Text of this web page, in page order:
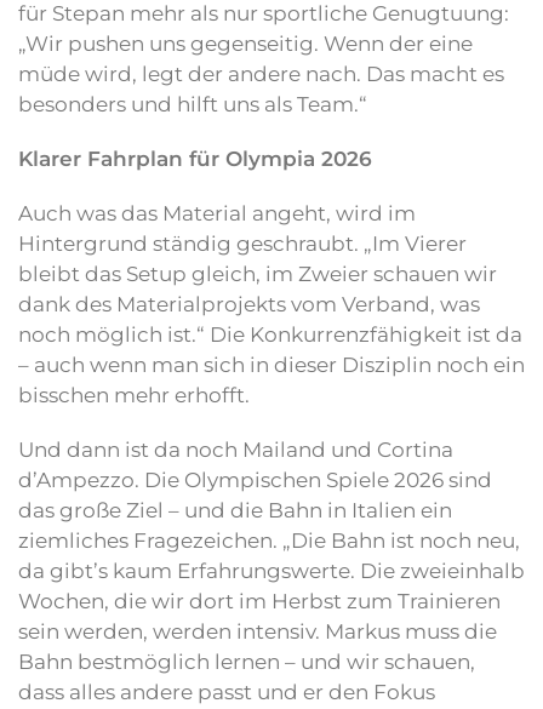
für Stepan mehr als nur sportliche Genugtuung:
„Wir pushen uns gegenseitig. Wenn der eine
müde wird, legt der andere nach. Das macht es
besonders und hilft uns als Team.“
Klarer Fahrplan für Olympia 2026
Auch was das Material angeht, wird im
Hintergrund ständig geschraubt. „Im Vierer
bleibt das Setup gleich, im Zweier schauen wir
dank des Materialprojekts vom Verband, was
noch möglich ist.“ Die Konkurrenzfähigkeit ist da
– auch wenn man sich in dieser Disziplin noch ein
bisschen mehr erhofft.
Und dann ist da noch Mailand und Cortina
d’Ampezzo. Die Olympischen Spiele 2026 sind
das große Ziel – und die Bahn in Italien ein
ziemliches Fragezeichen. „Die Bahn ist noch neu,
da gibt’s kaum Erfahrungswerte. Die zweieinhalb
Wochen, die wir dort im Herbst zum Trainieren
sein werden, werden intensiv. Markus muss die
Bahn bestmöglich lernen – und wir schauen,
dass alles andere passt und er den Fokus